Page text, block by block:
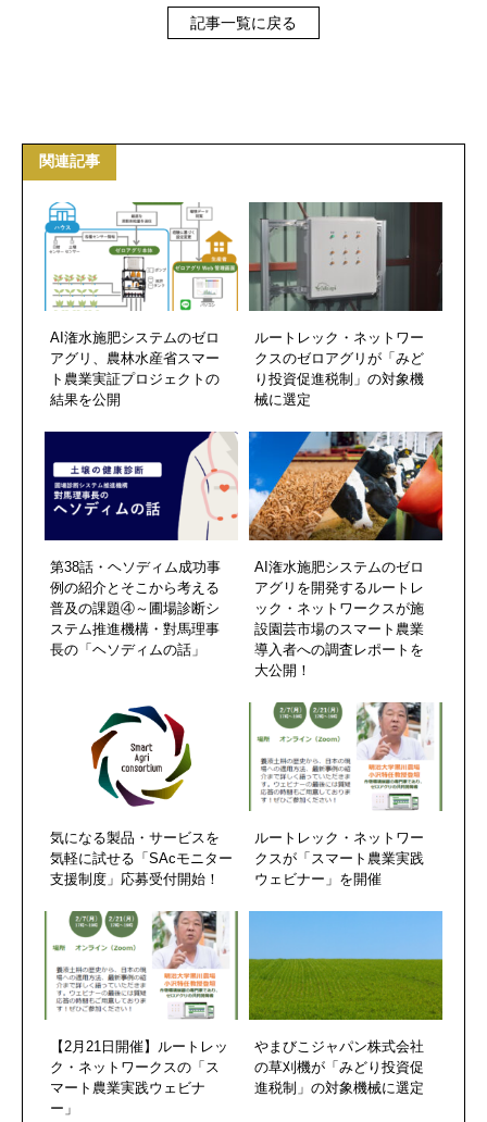
記事一覧に戻る
関連記事
AI潅水施肥システムのゼロ
アグリ、農林水産省スマー
ト農業実証プロジェクトの
結果を公開
ルートレック・ネットワー
クスのゼロアグリが「みど
り投資促進税制」の対象機
械に選定
第38話・ヘソディム成功事
例の紹介とそこから考える
普及の課題④～圃場診断シ
ステム推進機構・對馬理事
長の「ヘソディムの話」
AI潅水施肥システムのゼロ
アグリを開発するルートレ
ック・ネットワークスが施
設園芸市場のスマート農業
導入者への調査レポートを
大公開！
気になる製品・サービスを
気軽に試せる「SAcモニター
支援制度」応募受付開始！
ルートレック・ネットワー
クスが「スマート農業実践
ウェビナー」を開催
【2月21日開催】ルートレッ
ク・ネットワークスの「ス
マート農業実践ウェビナ
ー」
やまびこジャパン株式会社
の草刈機が「みどり投資促
進税制」の対象機械に選定